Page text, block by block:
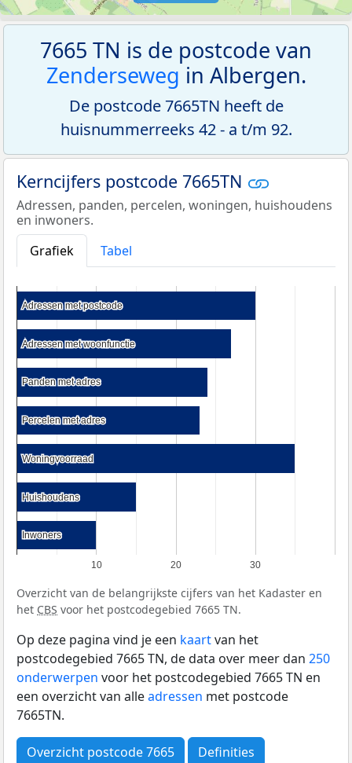
7665 TN is de postcode van
Zenderseweg in Albergen.
De postcode 7665TN heeft de
huisnummerreeks 42 - a t/m 92.
Kerncijfers postcode 7665TN
Adressen, panden, percelen, woningen, huishoudens
en inwoners.
Grafiek
Tabel
10 20 30
Adressen met postcode
Adressen met postcode
Adressen met woonfunctie
Adressen met woonfunctie
Panden met adres
Panden met adres
Percelen met adres
Percelen met adres
Woningvoorraad
Woningvoorraad
Huishoudens
Huishoudens
Inwoners
Inwoners
Overzicht van de belangrijkste cijfers van het Kadaster en
het CBS voor het postcodegebied 7665 TN.
Op deze pagina vind je een kaartvan het
postcodegebied 7665 TN, de data over meer dan 250
onderwerpen voor het postcodegebied 7665 TN en
een overzicht van alleadressen met postcode
7665TN.
Overzicht postcode 7665 Definities